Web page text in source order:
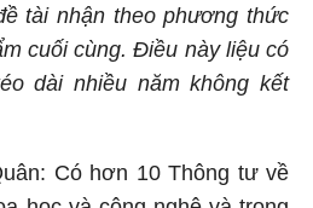
tài nhận theo phương thức
cuối cùng. Điều này liệu có
dài nhiều năm không kết
Có hơn 10 Thông tư về